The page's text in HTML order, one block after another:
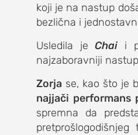
koji je na nastup
bezlična i
Usledila je Chaii
najzaboravniji
Zorja se, kao što je
najjači performans
spremna da